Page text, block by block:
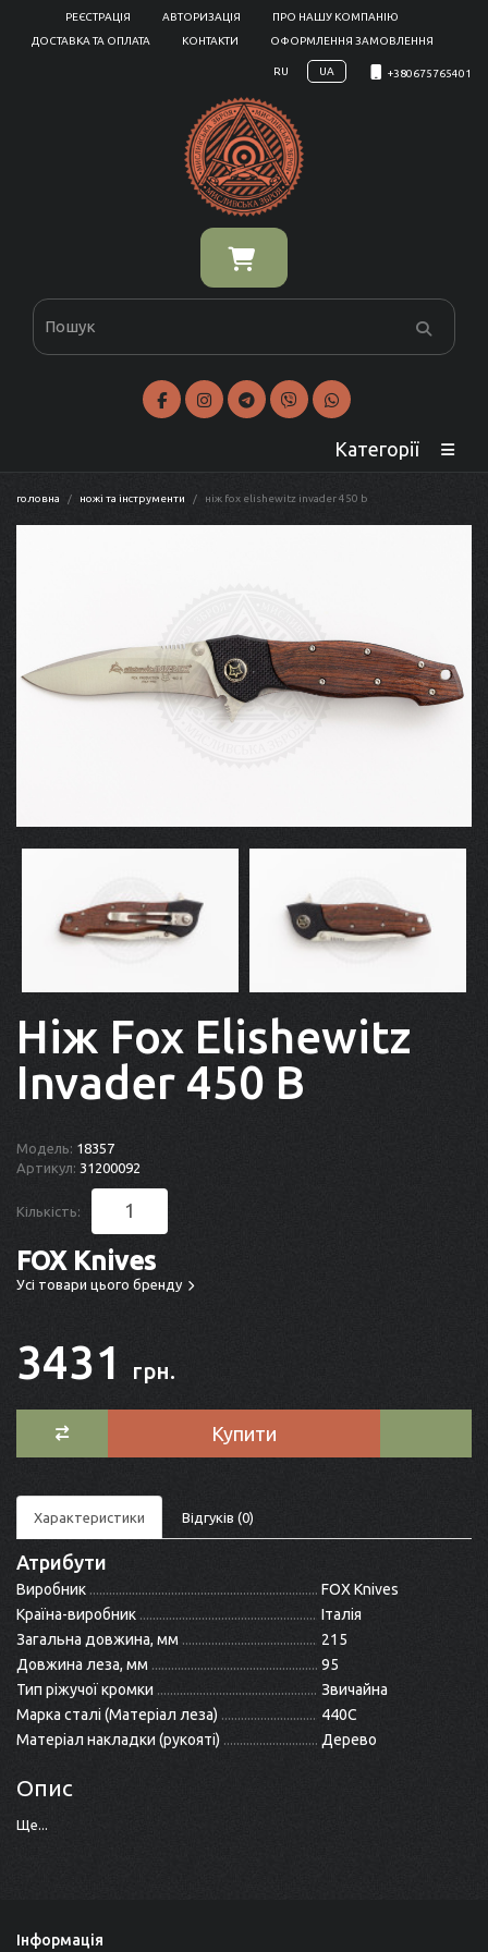
РЕЄСТРАЦІЯ АВТОРИЗАЦІЯ
ПРО НАШУ КОМПАНІЮ
ДОСТАВКА ТА ОПЛАТА
КОНТАКТИ ОФОРМЛЕННЯ ЗАМОВЛЕННЯ
RU UA +380675765401
Категорії
головна ножі та інструменти ніж fox elishewitz invader 450 b
Ніж Fox Elishewitz
Invader 450 B
Модель: 18357
Артикул: 31200092
Кількість:
FOX Knives
Усі товари цього бренду
3431 грн.
Купити
Характеристики Відгуків (0)
Атрибути
Виробник
FOX Knives
Країна-виробник
Італія
Загальна довжина, мм
215
Довжина леза, мм
95
Тип ріжучої кромки
Звичайна
Марка сталі (Матеріал леза)
440C
Матеріал накладки (рукояті)
Дерево
Опис
Ще...
Інформація